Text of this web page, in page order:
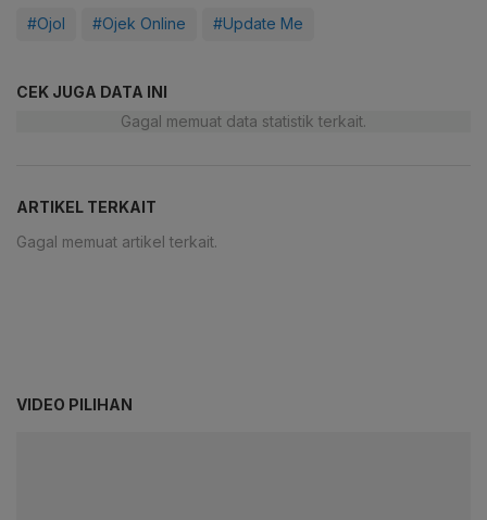
#Ojol #Ojek Online #Update Me
CEK JUGA DATA INI
Gagal memuat data statistik terkait.
ARTIKEL TERKAIT
Gagal memuat artikel terkait.
VIDEO PILIHAN